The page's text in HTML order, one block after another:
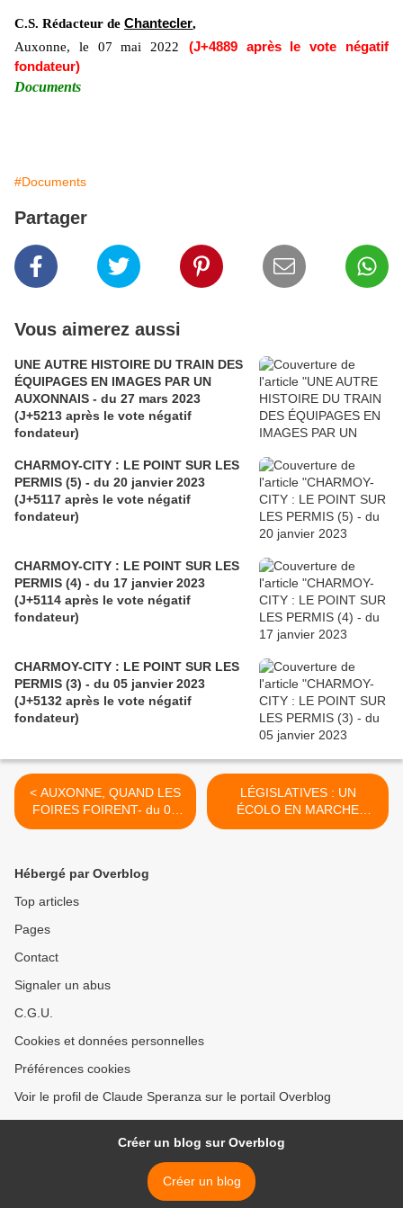
C.S. Rédacteur de Chantecler,
Auxonne, le 07 mai 2022 (J+4889après le vote négatif
fondateur)
Documents
#Documents
Partager
Vous aimerez aussi
UNE AUTRE HISTOIRE DU TRAIN DES
ÉQUIPAGES EN IMAGES PAR UN
AUXONNAIS - du 27 mars 2023
(J+5213 après le vote négatif
fondateur)
CHARMOY-CITY : LE POINT SUR LES
PERMIS (5) - du 20 janvier 2023
(J+5117 après le vote négatif
fondateur)
CHARMOY-CITY : LE POINT SUR LES
PERMIS (4) - du 17 janvier 2023
(J+5114 après le vote négatif
fondateur)
CHARMOY-CITY : LE POINT SUR LES
PERMIS (3) - du 05 janvier 2023
(J+5132 après le vote négatif
fondateur)
< AUXONNE, QUAND LES
FOIRES FOIRENT- du 04
mai 2022 (J+4886 après le
LÉGISLATIVES : UN
ÉCOLO EN MARCHE
POUR LA 2ème
Hébergé par Overblog
Top articles
Pages
Contact
Signaler un abus
C.G.U.
Cookies et données personnelles
Préférences cookies
Voir le profil de Claude Speranza sur le portail Overblog
Créer un blog sur Overblog
Créer un blog